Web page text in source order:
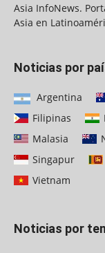
Asia InfoNews.
Asia en
Noticias por
Argentina
Filipinas
Malasia
Singapur
Vietnam
Noticias por